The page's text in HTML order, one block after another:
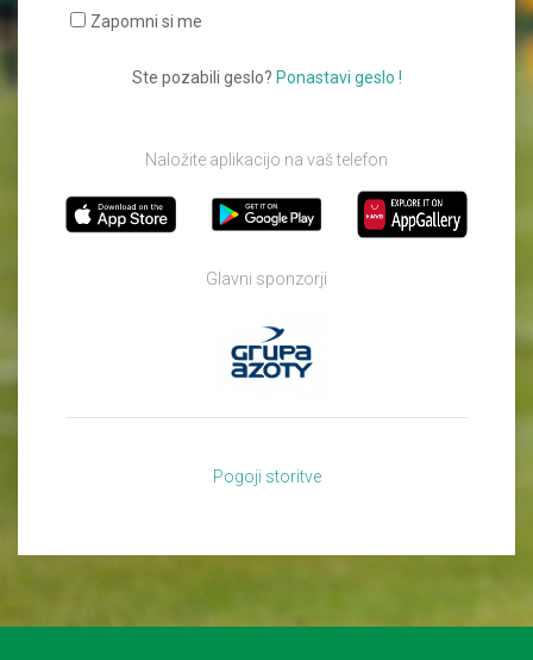
Zapomni si me
Ste pozabili geslo? Ponastavi geslo !
Naložite aplikacijo na vaš telefon
Glavni sponzorji
Pogoji storitve